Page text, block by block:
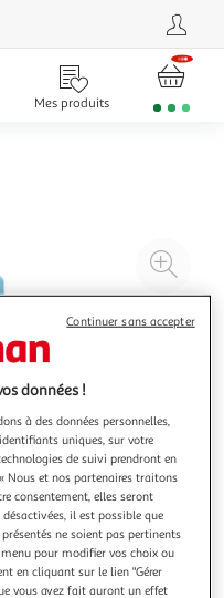
Mes produits
à
données !
à des données personnelles,
uniques, sur votre
de suivi prendront en
Nous et nos partenaires traitons
consentement, elles seront
il est possible que
ne soient pas pertinents
pour modifier vos choix ou
en cliquant sur le lien "Gérer
vous avez fait auront un effet
Continuer sans accepter